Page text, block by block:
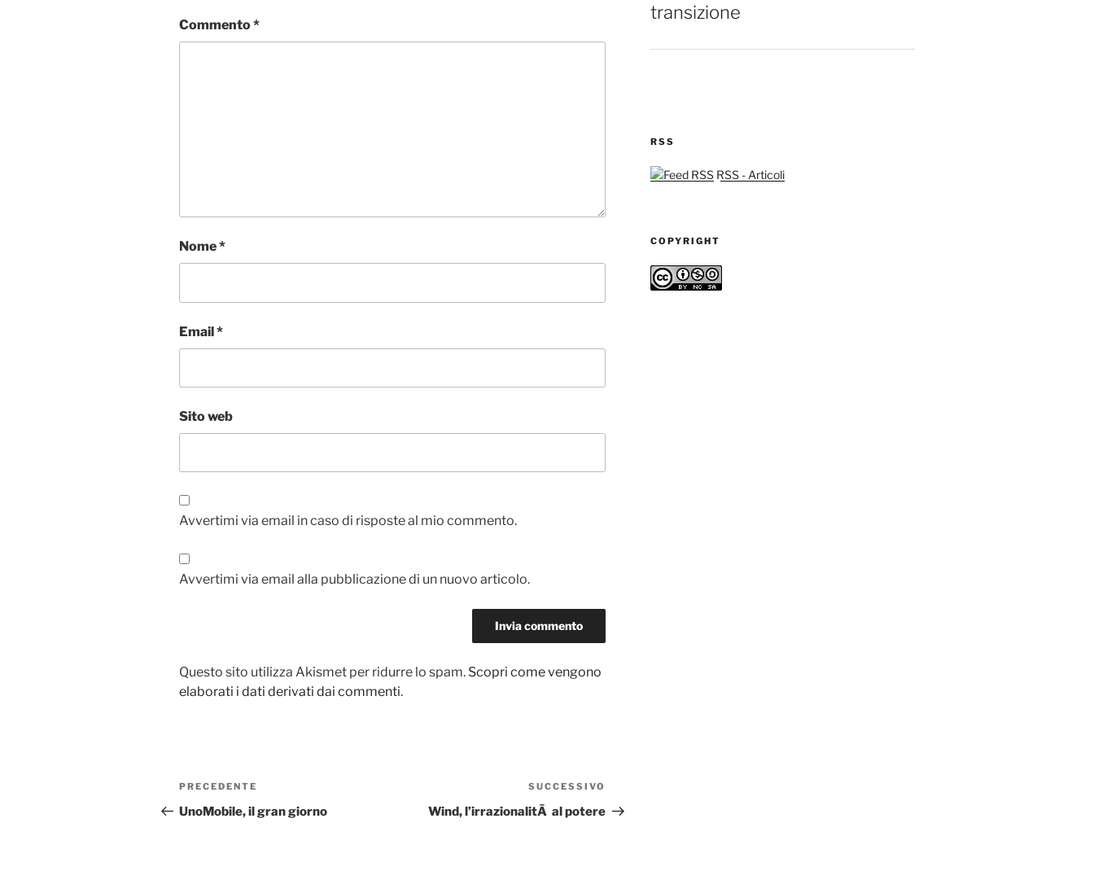
Commento*
Nome*
Email*
Sito web
Avvertimi via email in caso di risposte al mio commento.
Avvertimi via email alla pubblicazione di un nuovo articolo.
Questo sito utilizza Akismet per ridurre lo spam. Scopri come vengono
elaborati i dati derivati dai commenti.
Navigazione
articoli
Articolo
precedente:
PRECEDENTE
UnoMobile, il gran giorno
successivo
SUCCESSIVO
Wind, l’irrazionalitÃ al potere
transizione
RSS
RSS - Articoli
COPYRIGHT